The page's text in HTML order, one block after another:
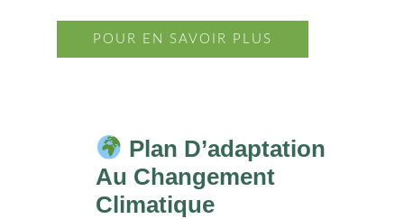
POUR EN SAVOIR PLUS
Plan D’adaptation
Au Changement
Climatique